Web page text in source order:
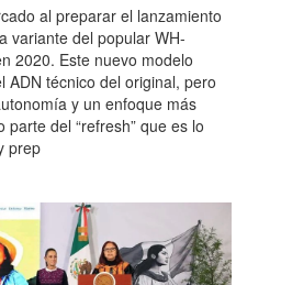
al preparar el lanzamiento
variante del popular WH-
2020. Este nuevo modelo
ADN técnico del original, pero
y un enfoque más
del “refresh” que es lo
prep